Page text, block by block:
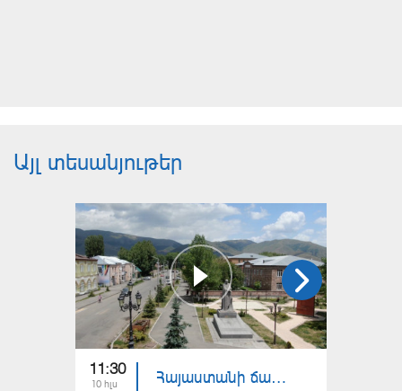
Այլ տեսանյութեր
11:30
10 հլս Հայաստանի ճամփեքով. Ապարան